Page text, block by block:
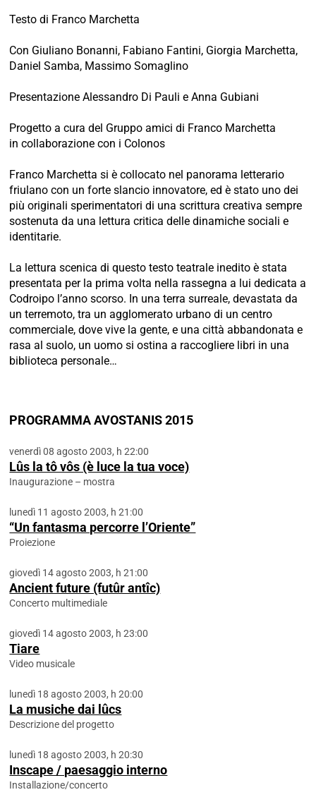
Testo di Franco Marchetta
Con Giuliano Bonanni, Fabiano Fantini, Giorgia Marchetta,
Daniel Samba, Massimo Somaglino
Presentazione Alessandro Di Pauli e Anna Gubiani
Progetto a cura del Gruppo amici di Franco Marchetta
in collaborazione con i Colonos
Franco Marchetta si è collocato nel panorama letterario
friulano con un forte slancio innovatore, ed è stato uno dei
più originali sperimentatori di una scrittura creativa sempre
sostenuta da una lettura critica delle dinamiche sociali e
identitarie.
La lettura scenica di questo testo teatrale inedito è stata
presentata per la prima volta nella rassegna a lui dedicata a
Codroipo l’anno scorso. In una terra surreale, devastata da
un terremoto, tra un agglomerato urbano di un centro
commerciale, dove vive la gente, e una città abbandonata e
rasa al suolo, un uomo si ostina a raccogliere libri in una
biblioteca personale…
PROGRAMMA AVOSTANIS 2015
venerdì 08 agosto 2003, h 22:00
Lûs la tô vôs (è luce la tua voce)
Inaugurazione – mostra
lunedì 11 agosto 2003, h 21:00
“Un fantasma percorre l’Oriente”
Proiezione
giovedì 14 agosto 2003, h 21:00
Ancient future (futûr antîc)
Concerto multimediale
giovedì 14 agosto 2003, h 23:00
Tiare
Video musicale
lunedì 18 agosto 2003, h 20:00
La musiche dai lûcs
Descrizione del progetto
lunedì 18 agosto 2003, h 20:30
Inscape / paesaggio interno
Installazione/concerto